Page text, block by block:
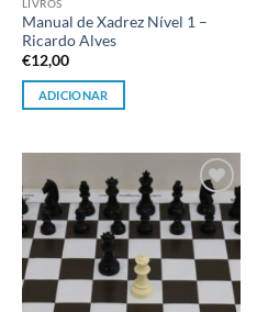
LIVROS
Manual de Xadrez Nível 1 –
Ricardo Alves
€12,00
ADICIONAR
Adicionar
à lista de
desejos